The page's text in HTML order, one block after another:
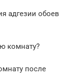
адгезии обоев
комнату?
после